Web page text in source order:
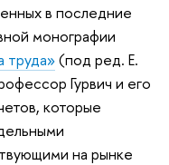
в последние
монографии
труда»(под ред. Е.
Гурвич и его
которые
на рынке